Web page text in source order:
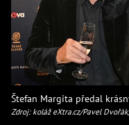
Štefan Margita předal
Zdroj: koláž eXtra.cz/Pavel